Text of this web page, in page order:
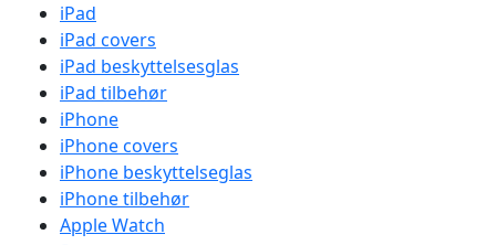
iPad
iPad covers
iPad beskyttelsesglas
iPad tilbehør
iPhone
iPhone covers
iPhone beskyttelseglas
iPhone tilbehør
Apple Watch